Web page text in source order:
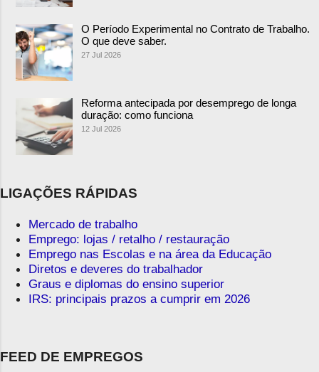
O Período Experimental no Contrato de Trabalho.
O que deve saber.
27 Jul 2026
Reforma antecipada por desemprego de longa
duração: como funciona
12 Jul 2026
LIGAÇÕES RÁPIDAS
Mercado de trabalho
Emprego: lojas / retalho / restauração
Emprego nas Escolas e na área da Educação
Diretos e deveres do trabalhador
Graus e diplomas do ensino superior
IRS: principais prazos a cumprir em 2026
FEED DE EMPREGOS